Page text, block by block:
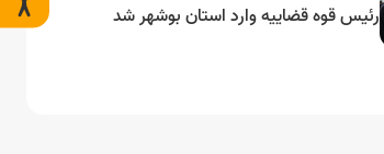
رئیس قوه قضاییه وارد استان بوشهر شد